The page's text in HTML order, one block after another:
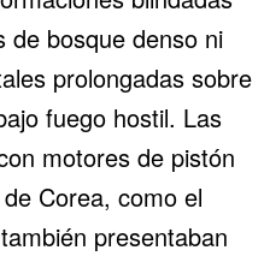
de bosque denso ni
prolongadas sobre
fuego hostil. Las
motores de pistón
Corea, como el
presentaban